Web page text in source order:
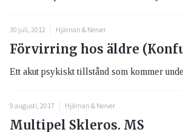
30 juli, 2012 Hjärnan & Nerver
Förvirring hos äldre
9 augusti, 2017 Hjärnan & Nerver
Multipel Skleros. MS